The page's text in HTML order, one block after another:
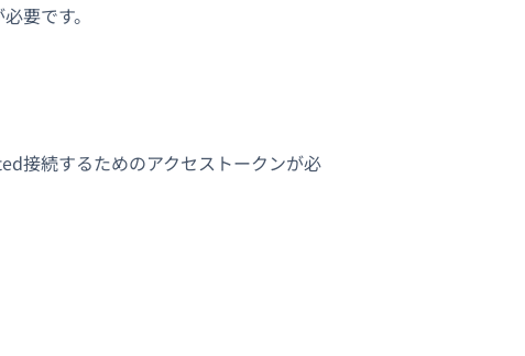
要です。
接続するためのアクセストークンが必